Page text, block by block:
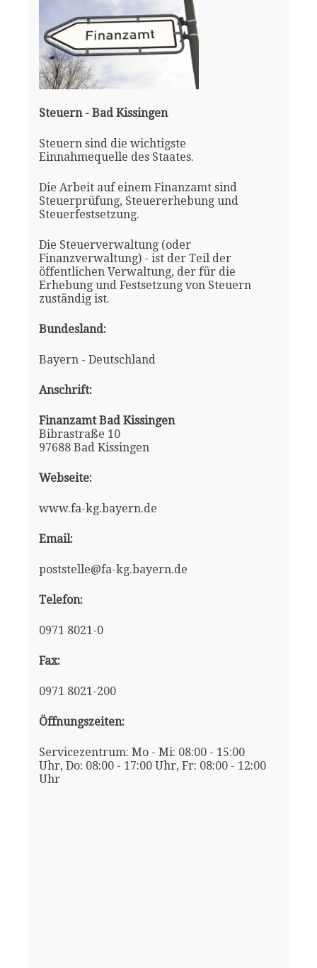
Steuern - Bad Kissingen
Steuern sind die wichtigste
Einnahmequelle des Staates.
Die Arbeit auf einem Finanzamt sind
Steuerprüfung, Steuererhebung und
Steuerfestsetzung.
Die Steuerverwaltung (oder
Finanzverwaltung) - ist der Teil der
öffentlichen Verwaltung, der für die
Erhebung und Festsetzung von Steuern
zuständig ist.
Bundesland:
Bayern - Deutschland
Anschrift:
Finanzamt Bad Kissingen
Bibrastraße 10
97688 Bad Kissingen
Webseite:
www.fa-kg.bayern.de
Email:
poststelle@fa-kg.bayern.de
Telefon:
0971 8021-0
Fax:
0971 8021-200
Öffnungszeiten:
Servicezentrum: Mo - Mi: 08:00 - 15:00
Uhr, Do: 08:00 - 17:00 Uhr, Fr: 08:00 - 12:00
Uhr